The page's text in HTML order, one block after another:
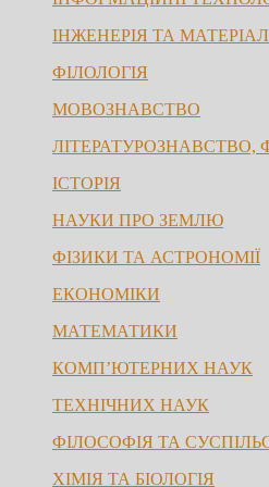
ІНЖЕНЕРІЯ ТА
ФІЛОЛОГІЯ
МОВОЗНАВСТВО
ІСТОРІЯ
НАУКИ ПРО ЗЕМЛЮ
ФІЗИКИ ТА АСТРОНОМІЇ
ЕКОНОМІКИ
МАТЕМАТИКИ
КОМП’ЮТЕРНИХ НАУК
ТЕХНІЧНИХ НАУК
ФІЛОСОФІЯ ТА
ХІМІЯ ТА БІОЛОГІЯ